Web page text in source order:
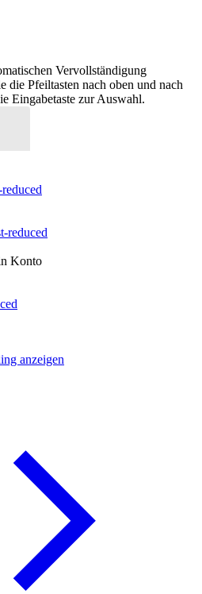
Vervollständigung
die Pfeiltasten nach oben und nach
Eingabetaste zur Auswahl.
Konto
anzeigen